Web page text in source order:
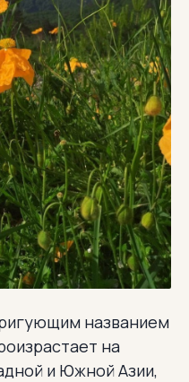
названием
на
и Южной Азии,